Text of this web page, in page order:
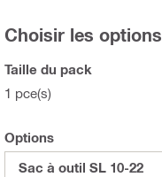
Choisir les options
Taille du pack
1 pce(s)
Options
Sac à outil SL 10-22